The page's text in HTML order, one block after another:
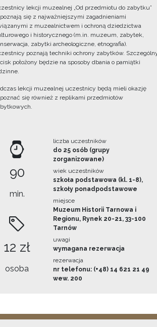
lekcji muzealnej „Od przedmiotu do zabytku”
się z najważniejszymi zagadnieniami
z muzealnictwem i ochroną dziedzictwa
i historycznego (m.in. muzeum, zabytek,
zabytki archeologiczne, etnografia).
poznają techniki ochrony zabytków.
położony będzie na sposoby dbania o pamiątki
lekcji muzealnej uczestnicy będą mieli okazję
się również z replikami przedmiotów
90
min.
12 zł
osoba
liczba uczestników
do 25 osób (grupy
zorganizowane)
wiek uczestników
szkoła podstawowa (kl. 1-8),
szkoły ponadpodstawowe
miejsce
Muzeum Historii Tarnowa i
Regionu, Rynek 20-21, 33-100
Tarnów
uwagi
wymagana rezerwacja
rezerwacja
nr telefonu: (+48) 14 621 21 49
wew. 200